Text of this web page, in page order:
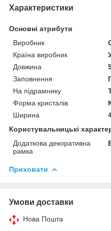
Характеристики
Основні атрибути
Виробник
Країна виробник
Довжина
Заповнення
На підрамнику
Форма кристалів
Ширина
Користувальницькі
Додаткова декоративна
рамка
Приховати
Умови доставки
Нова Пошта